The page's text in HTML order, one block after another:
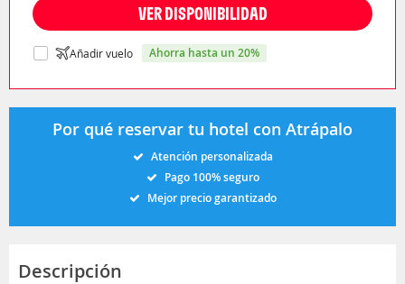
VER DISPONIBILIDAD
Añadir vuelo ahorra hasta un 20%
Por qué reservar tu hotel con Atrápalo
Atención personalizada
Pago 100% seguro
Mejor precio garantizado
Descripción